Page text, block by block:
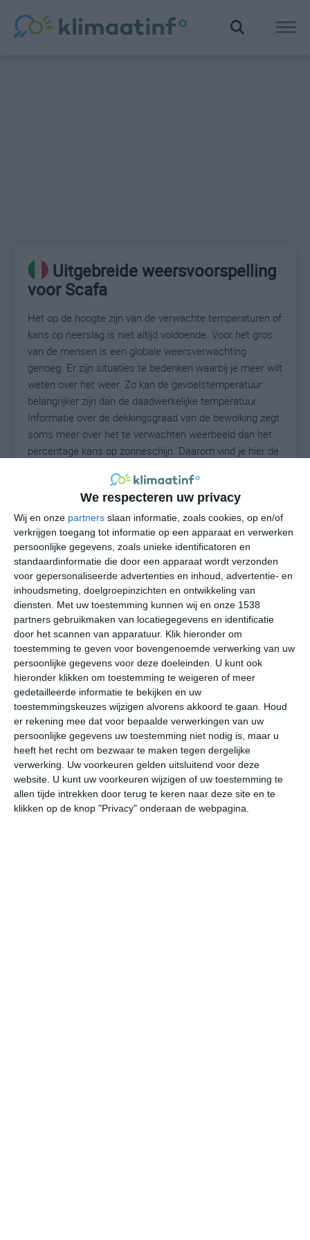
We respecteren uw privacy
Wij en onze partners slaan informatie, zoals cookies, op en/of
verkrijgen toegang tot informatie op een apparaat en verwerken
persoonlijke gegevens, zoals unieke identificatoren en
standaardinformatie die door een apparaat wordt verzonden
voor gepersonaliseerde advertenties en inhoud, advertentie- en
inhoudsmeting, doelgroepinzichten en ontwikkeling van
diensten. Met uw toestemming kunnen wij en onze 1538
partners gebruikmaken van locatiegegevens en identificatie
door het scannen van apparatuur. Klik hieronder om
toestemming te geven voor bovengenoemde verwerking van uw
persoonlijke gegevens voor deze doeleinden. U kunt ook
hieronder klikken om toestemming te weigeren of meer
gedetailleerde informatie te bekijken en uw
toestemmingskeuzes wijzigen alvorens akkoord te gaan. Houd
er rekening mee dat voor bepaalde verwerkingen van uw
persoonlijke gegevens uw toestemming niet nodig is, maar u
heeft het recht om bezwaar te maken tegen dergelijke
verwerking. Uw voorkeuren gelden uitsluitend voor deze
website. U kunt uw voorkeuren wijzigen of uw toestemming te
allen tijde intrekken door terug te keren naar deze site en te
klikken op de knop "Privacy" onderaan de webpagina.
Uitgebreide weersvoorspelling
voor Scafa
Het op de hoogte zijn van de verwachte temperaturen of
kans op neerslag is niet altijd voldoende. Voor het gros
van de mensen is een globale weersverwachting
genoeg. Er zijn situaties te bedenken waarbij je meer wilt
weten over het weer. Zo kan de gevoelstemperatuur
belangrijker zijn dan de daadwerkelijke temperatuur.
Informatie over de dekkingsgraad van de bewolking zegt
soms meer over het te verwachten weerbeeld dan het
percentage kans op zonneschijn. Daarom vind je hier de
27°C
undefined
32° 22°
ma
34° 23°
di
35° 25°
wo
30° 21° 29°
22°C 27°C 31°C
06:00 09:00 12:00 15:00 18:00
06:00 09:00 12:00 15:00 18:00